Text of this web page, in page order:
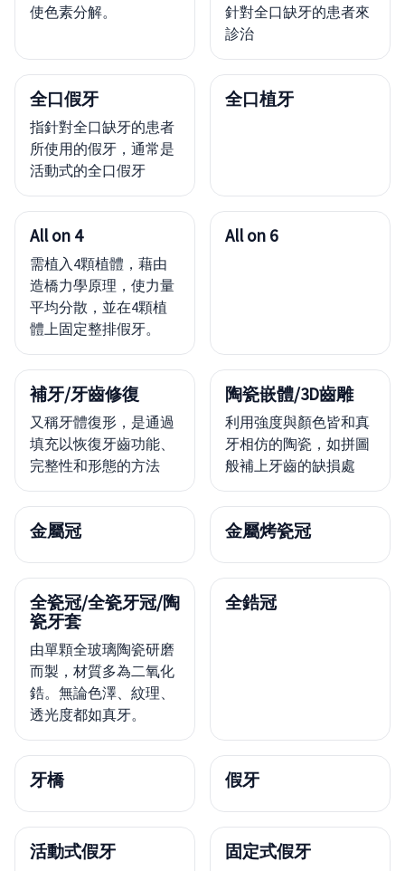
使色素分解。
針對全口缺牙的患者來
診治
全口假牙
指針對全口缺牙的患者
所使用的假牙，通常是
活動式的全口假牙
全口植牙
All on 4
需植入4顆植體，藉由
造橋力學原理，使力量
平均分散，並在4顆植
體上固定整排假牙。
All on 6
補牙/牙齒修復
又稱牙體復形，是通過
填充以恢復牙齒功能、
完整性和形態的方法
陶瓷嵌體/3D齒雕
利用強度與顏色皆和真
牙相仿的陶瓷，如拼圖
般補上牙齒的缺損處
金屬冠 金屬烤瓷冠
全瓷冠/全瓷牙冠/陶
瓷牙套
由單顆全玻璃陶瓷研磨
而製，材質多為二氧化
鋯。無論色澤、紋理、
透光度都如真牙。
全鋯冠
牙橋 假牙
活動式假牙 固定式假牙